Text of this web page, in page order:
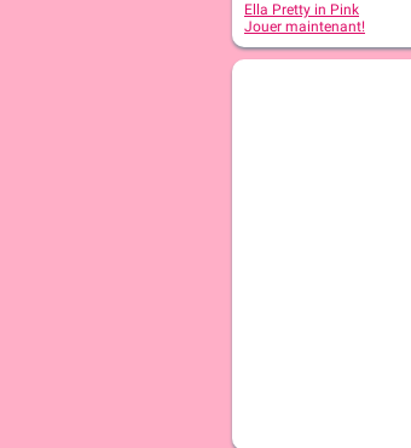
Ella Pretty in Pink
Jouer maintenant!